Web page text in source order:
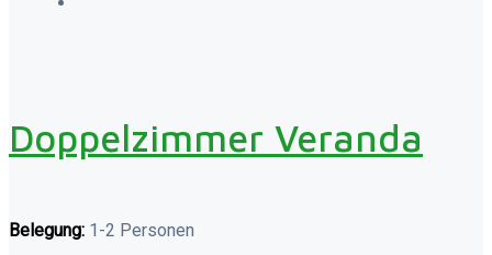
Doppelzimmer Veranda
Belegung: 1-2 Personen